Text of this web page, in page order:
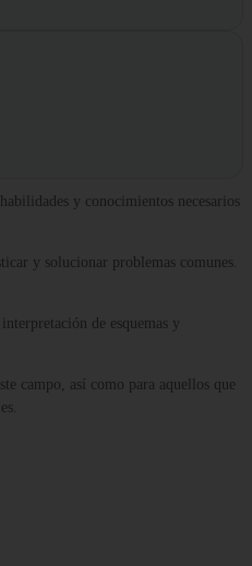
y conocimientos necesarios
y solucionar problemas comunes.
de esquemas y
campo, así como para aquellos que